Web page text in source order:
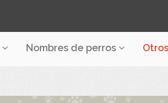
Nombres de perros